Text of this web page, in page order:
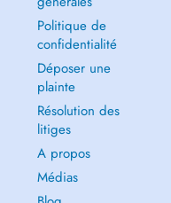
Politique de
confidentialité
Déposer une
plainte
Résolution des
litiges
A propos
Médias